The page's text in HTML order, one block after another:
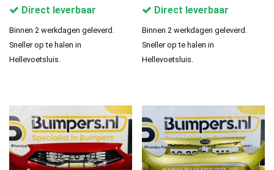
Direct leverbaar
Binnen 2 werkdagen geleverd.
Sneller op te halen in
Hellevoetsluis.
Direct leverbaar
Binnen 2 werkdagen geleverd.
Sneller op te halen in
Hellevoetsluis.